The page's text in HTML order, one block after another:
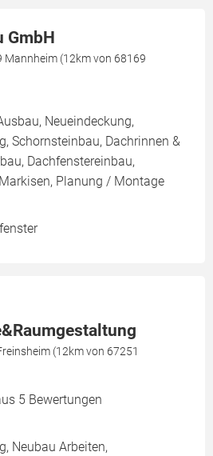
GmbH
(12km von 68169
Neueindeckung,
Schornsteinbau, Dachrinnen &
Dachfenstereinbau,
Planung / Montage
(12km von 67251
5 Bewertungen
Neubau Arbeiten,